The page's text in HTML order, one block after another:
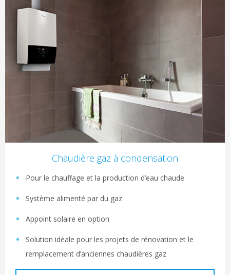
Chaudière gaz à condensation
Pour le chauffage et la production d’eau chaude
Système alimenté par du gaz
Appoint solaire en option
Solution idéale pour les projets de rénovation et le
remplacement d’anciennes chaudières gaz